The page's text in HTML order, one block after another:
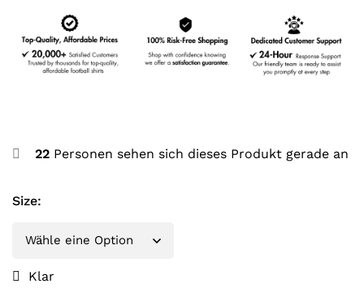
22 Personen sehen sich dieses Produkt gerade an
Size:
Klar